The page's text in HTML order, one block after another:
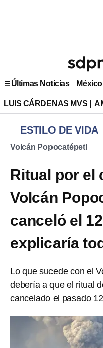
Últimas Noticias México
LUIS CÁRDENAS MVS
ESTILO DE VIDA
Volcán Popocatépetl
Ritual por el
Volcán
canceló el
explicaría
Lo que sucede con el
debería a que el ritual
cancelado el pasado